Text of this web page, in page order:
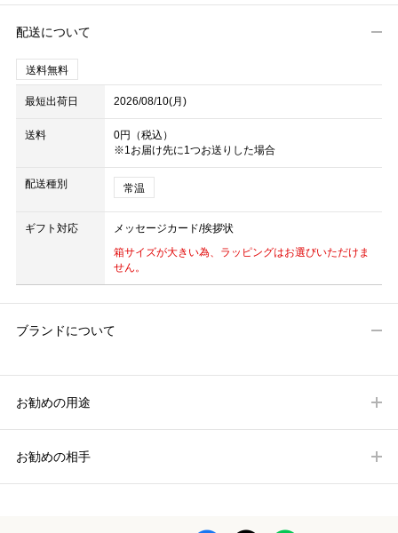
配送について
送料無料
最短出荷日 2026/08/10(月)
送料
0円（税込）
※1お届け先に1つお送りした場合
配送種別 常温
ギフト対応
メッセージカード/挨拶状
箱サイズが大きい為、ラッピングはお選びいただけま
せん。
ブランドについて
お勧めの用途
お勧めの相手